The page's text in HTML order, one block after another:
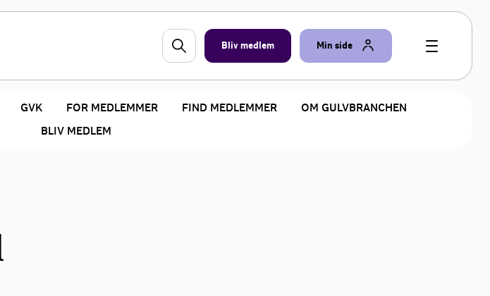
Bliv medlem Min side
GVK FOR MEDLEMMER FIND MEDLEMMER
OM GULVBRANCHEN
BLIV MEDLEM